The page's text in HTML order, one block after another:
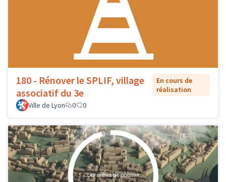
180 - Rénover le SPLIF, village
associatif du 3e
En cours de
réalisation
Ville de Lyon
0 0